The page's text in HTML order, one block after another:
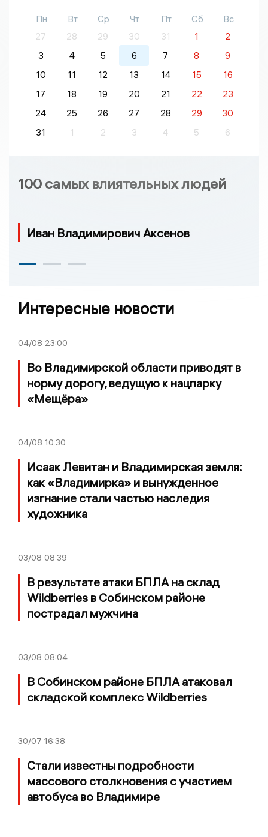
Пн Вт Ср Чт Пт Сб
Вс
27
28 29 30 31 1
2
3
4 5 6 7 8
9
10
11 12 13 14 15
16
17
18 19 20 21 22
23
24
25 26 27 28 29
30
31
1 2 3 4 5 6
100 самых влиятельных людей
Иван Владимирович Аксенов
Интересные новости
04/08 23:00
Во Владимирской области приводят в
норму дорогу, ведущую к нацпарку
«Мещёра»
04/08 10:30
Исаак Левитан и Владимирская земля:
как «Владимирка» и вынужденное
изгнание стали частью наследия
художника
03/08 08:39
В результате атаки БПЛА на склад
Wildberries в Собинском районе
пострадал мужчина
03/08 08:04
В Собинском районе БПЛА атаковал
складской комплекс Wildberries
30/07 16:38
Стали известны подробности
массового столкновения с участием
автобуса во Владимире